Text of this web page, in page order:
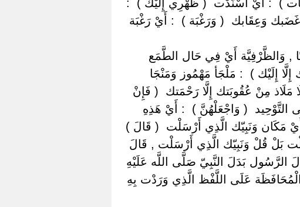
) ‏ ‏: أَيْ أَسْنَدْت ‏ ‏( ظَهْرِي إِلَيْك ) ‏ ‏:
وَعِقَابك ‏ ‏( وَرَغْبَة ) ‏ ‏: أَيْ رَغْبَة
, وَالظَّرْفِيَّة أَيْ فِي حَال الطَّمَع
إِلَّا إِلَيْك ) ‏ ‏: مَلْجَأ مَهْمُوز وَمَنْجَا
مَلَاذ مِنْ عُقُوبَتك إِلَّا رَحْمَتك ‏ ‏( فَإِنْ
‏( وَاجْعَلْهُنَّ ) ‏ ‏: أَيْ هَذِهِ
مَكَان وَنَبِيّك الَّذِي أَرْسَلْت ‏ ‏( قَالَ )
بَلْ قُلْ وَنَبِيّك الَّذِي أَرْسَلْت , قَالَ
بَدَلَ النَّبِيّ صَلَّى اللَّه عَلَيْهِ
الْمُحَافَظَة عَلَى اللَّفْظ الَّذِي وَرَدْت بِهِ